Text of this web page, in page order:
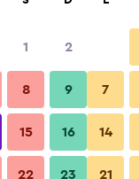
por noche
Ver oferta
1 2
8 9
15 16
22 23
7
14
21